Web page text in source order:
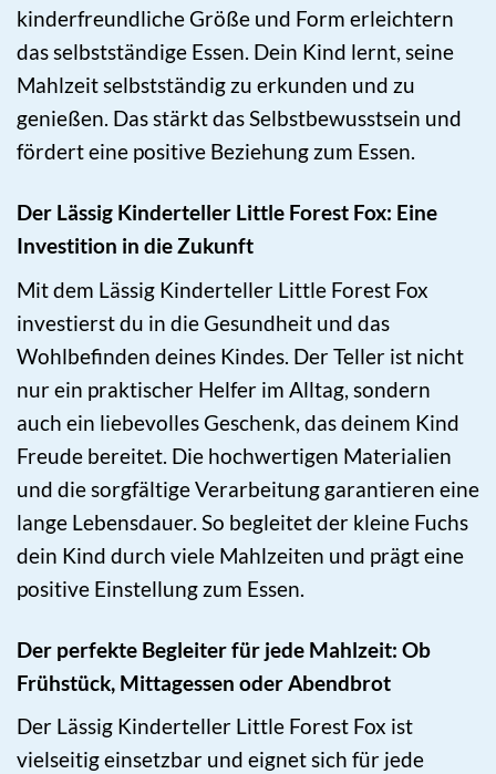
kinderfreundliche Größe und Form erleichtern
das selbstständige Essen. Dein Kind lernt, seine
Mahlzeit selbstständig zu erkunden und zu
genießen. Das stärkt das Selbstbewusstsein und
fördert eine positive Beziehung zum Essen.
Der Lässig Kinderteller Little Forest Fox: Eine
Investition in die Zukunft
Mit dem Lässig Kinderteller Little Forest Fox
investierst du in die Gesundheit und das
Wohlbefinden deines Kindes. Der Teller ist nicht
nur ein praktischer Helfer im Alltag, sondern
auch ein liebevolles Geschenk, das deinem Kind
Freude bereitet. Die hochwertigen Materialien
und die sorgfältige Verarbeitung garantieren eine
lange Lebensdauer. So begleitet der kleine Fuchs
dein Kind durch viele Mahlzeiten und prägt eine
positive Einstellung zum Essen.
Der perfekte Begleiter für jede Mahlzeit: Ob
Frühstück, Mittagessen oder Abendbrot
Der Lässig Kinderteller Little Forest Fox ist
vielseitig einsetzbar und eignet sich für jede